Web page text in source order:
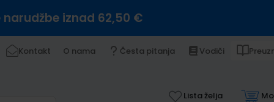
iznad 62,50 €
Kontakt O nama Česta pitanja Vodiči
Lista želja